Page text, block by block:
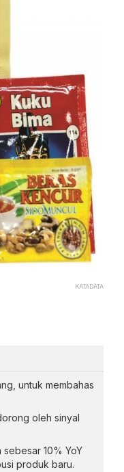
KATADATA
untuk membahas
oleh sinyal
10% YoY
produk baru.